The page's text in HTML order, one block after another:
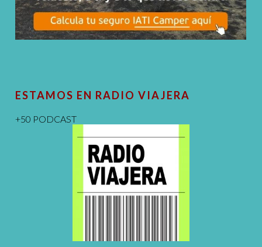
ESTAMOS EN RADIO VIAJERA
+50 PODCAST